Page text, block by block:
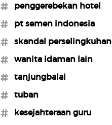
#penggerebekan hotel
#pt semen indonesia
#skandal perselingkuhan
#wanita idaman lain
#tanjungbalai
#tuban
#kesejahteraan guru